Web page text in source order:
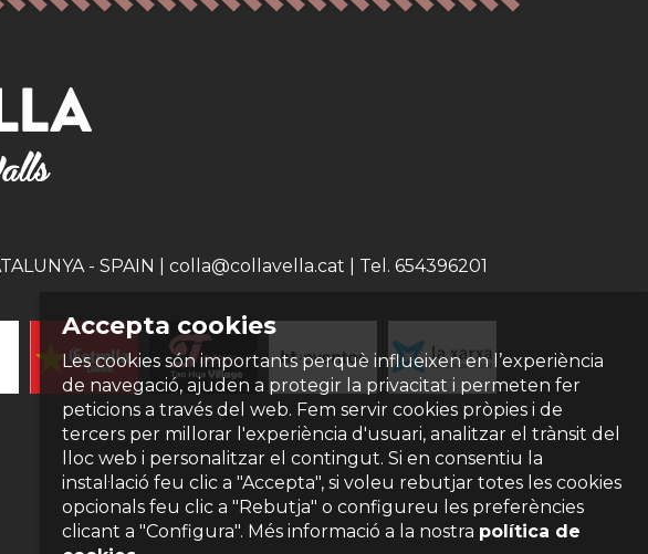
Accepta cookies
Les cookies són importants perquè influeixen en l’experiència
de navegació, ajuden a protegir la privacitat i permeten fer
peticions a través del web. Fem servir cookies pròpies i de
tercers per millorar l'experiència d'usuari, analitzar el trànsit del
lloc web i personalitzar el contingut. Si en consentiu la
instal·lació feu clic a "Accepta", si voleu rebutjar totes les cookies
opcionals feu clic a "Rebutja" o configureu les preferències
clicant a "Configura". Més informació a la nostra política de
- SPAIN | colla@collavella.cat | Tel. 654396201